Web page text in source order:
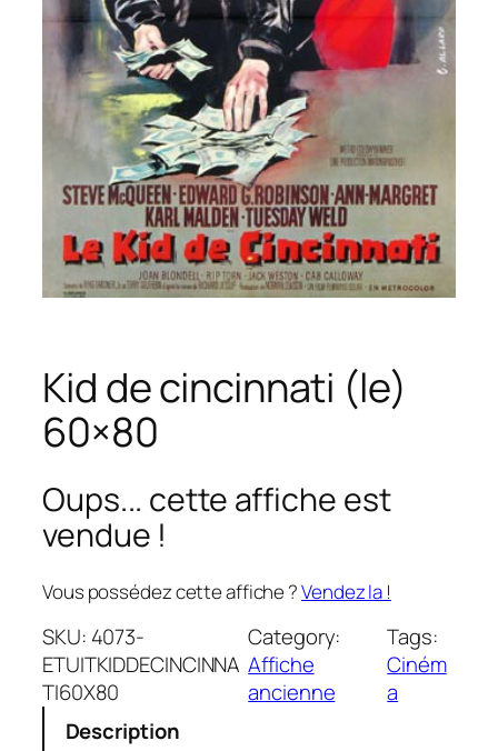
Kid de cincinnati (le)
60×80
Oups... cette affiche est
vendue !
Vous possédez cette affiche ?Vendez la !
SKU: 4073-
ETUITKIDDECINCINNA
TI60X80
Category:
Affiche
ancienne
Tags:
Ciném
a
Description